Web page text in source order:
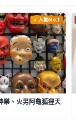
人氣No.1
樂、火男阿龜狐狸天